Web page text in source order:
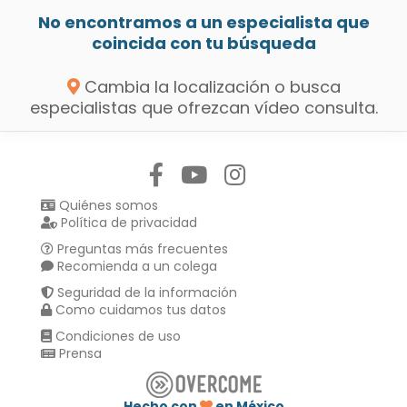
No encontramos a un especialista que
coincida con tu búsqueda
Cambia la localización o busca
especialistas que ofrezcan vídeo consulta.
Quiénes somos
Política de privacidad
Preguntas más frecuentes
Recomienda a un colega
Seguridad de la información
Como cuidamos tus datos
Condiciones de uso
Prensa